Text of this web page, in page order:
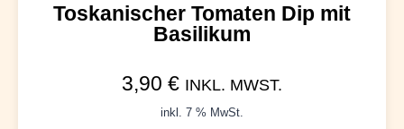
Toskanischer Tomaten Dip mit
Basilikum
3,90 € INKL. MWST.
inkl. 7 % MwSt.